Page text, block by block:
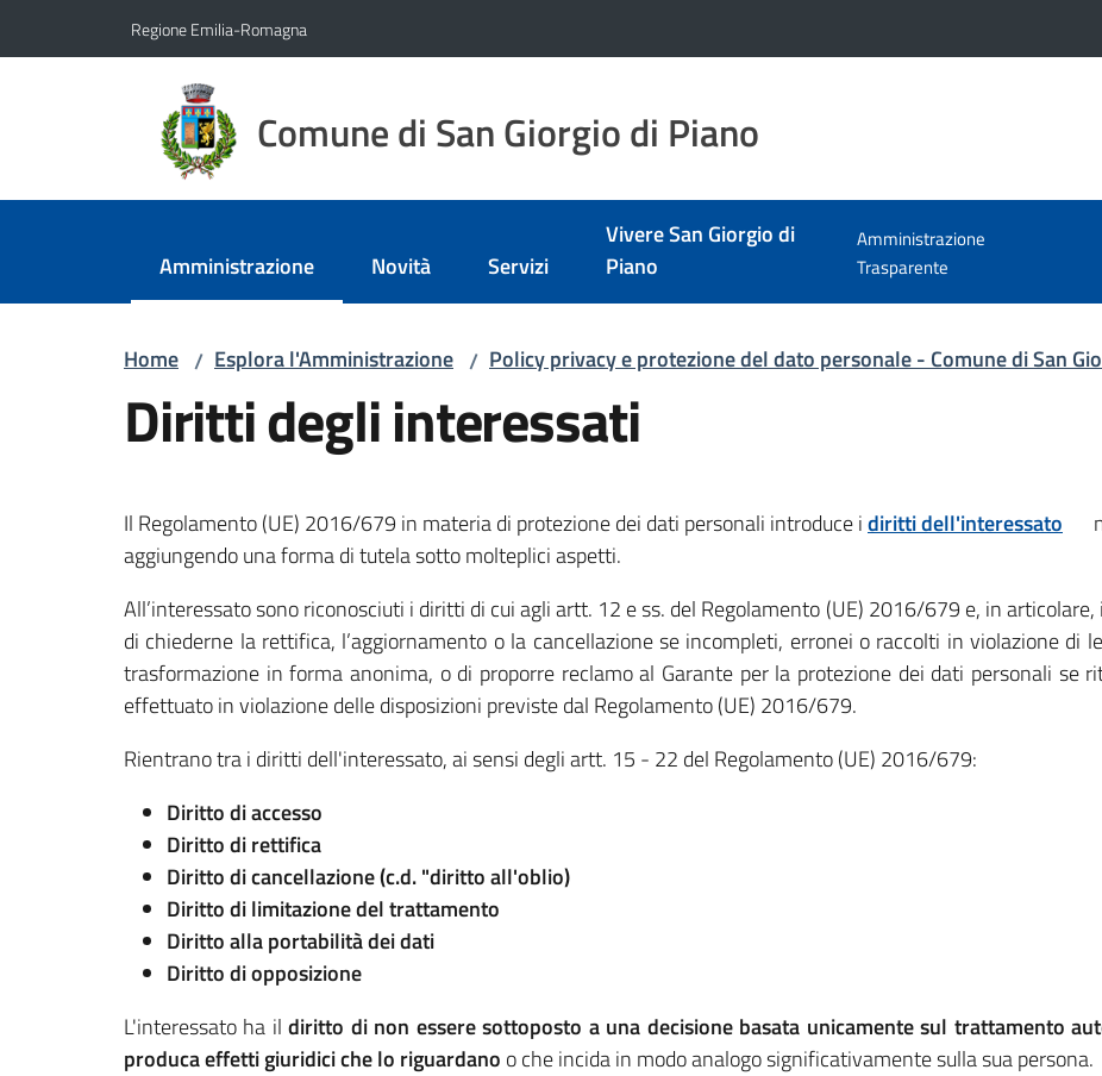
Regione Emilia-Romagna
Comune di San Giorgio di Piano
Amministrazione
Menu selezionato Novità Servizi
Vivere San Giorgio di
Piano
Amministrazione
Trasparente
Home / Esplora l'Amministrazione / Policy privacy e protezione del dato personale - Comune di San
Diritti degli interessati
Il Regolamento (UE) 2016/679 in materia di protezione dei dati personali introduce idiritti dell'interessato
aggiungendo una forma di tutela sotto molteplici aspetti.
All’interessato sono riconosciuti i diritti di cui agli artt. 12 e ss. del Regolamento (UE) 2016/679 e, in
di chiederne la rettifica, l’aggiornamento o la cancellazione se incompleti, erronei o raccolti in violazione di
trasformazione in forma anonima, o di proporre reclamo al Garante per la protezione dei dati personali se
effettuato in violazione delle disposizioni previste dal Regolamento (UE) 2016/679.
Rientrano tra i diritti dell'interessato, ai sensi degli artt. 15 - 22 del Regolamento (UE) 2016/679:
Diritto di accesso
Diritto di rettifica
Diritto di cancellazione (c.d. "diritto all'oblio)
Diritto di limitazione del trattamento
Diritto alla portabilità dei dati
Diritto di opposizione
L'interessato ha ildiritto di non essere sottoposto a una decisione basata unicamente sul trattamento
produca effetti giuridici che lo riguardano o che incida in modo analogo significativamente sulla sua persona.